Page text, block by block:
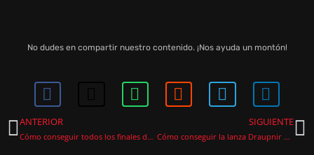
No dudes en compartir nuestro contenido. ¡Nos ayuda un montón!
ANTERIOR
Cómo conseguir todos los finales de Somerville
SIGUIENTE
Cómo conseguir la lanza Draupnir en God of War Ragnarok